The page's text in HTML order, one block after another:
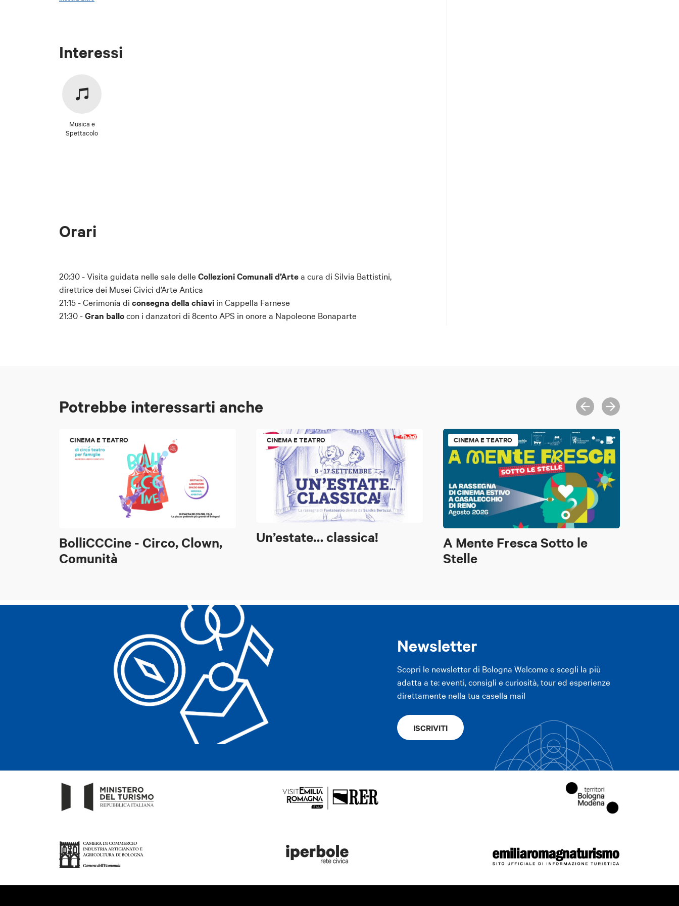
Interessi
Musica e
Spettacolo
Orari
20:30 - Visita guidata nelle sale delle Collezioni Comunali d’Artea cura di Silvia Battistini,
direttrice dei Musei Civici d’Arte Antica
21:15 - Cerimonia di consegna della chiavi in Cappella Farnese
21:30 -Gran ballocon i danzatori di 8cento APS in onore a Napoleone Bonaparte
Potrebbe interessarti anche
CINEMA E TEATRO
BolliCCCine - Circo, Clown,
Comunità
CINEMA E TEATRO
Un’estate… classica!
CINEMA E TEATRO
A Mente Fresca Sotto le
Stelle
Newsletter
Scopri le newsletter di Bologna Welcome e scegli la più
adatta a te: eventi, consigli e curiosità, tour ed esperienze
direttamente nella tua casella mail
ISCRIVITI